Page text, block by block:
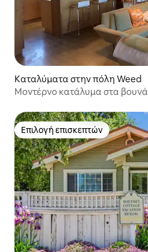
Καταλύματα στην πόλη Weed
Μοντέρνο κατάλυμα στα βουνά
Επιλογή επισκεπτών
Επιλογή επισκεπτών